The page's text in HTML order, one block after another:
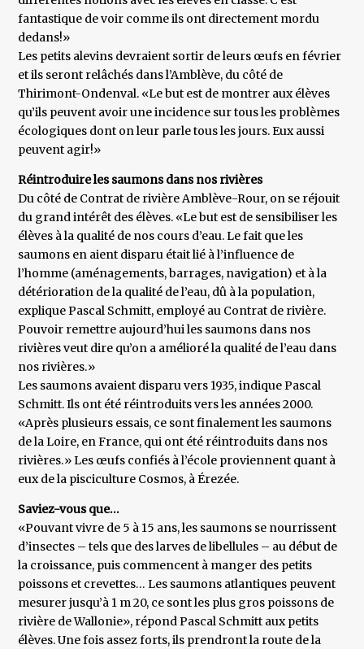
fantastique de voir comme ils ont directement mordu
dedans!»
Les petits alevins devraient sortir de leurs œufs en février
et ils seront relâchés dans l’Amblève, du côté de
Thirimont-Ondenval. «Le but est de montrer aux élèves
qu’ils peuvent avoir une incidence sur tous les problèmes
écologiques dont on leur parle tous les jours. Eux aussi
peuvent agir!»
Réintroduire les saumons dans nos rivières
Du côté de Contrat de rivière Amblève-Rour, on se réjouit
du grand intérêt des élèves. «Le but est de sensibiliser les
élèves à la qualité de nos cours d’eau. Le fait que les
saumons en aient disparu était lié à l’influence de
l’homme (aménagements, barrages, navigation) et à la
détérioration de la qualité de l’eau, dû à la population,
explique Pascal Schmitt, employé au Contrat de rivière.
Pouvoir remettre aujourd’hui les saumons dans nos
rivières veut dire qu’on a amélioré la qualité de l’eau dans
nos rivières.»
Les saumons avaient disparu vers 1935, indique Pascal
Schmitt. Ils ont été réintroduits vers les années 2000.
«Après plusieurs essais, ce sont finalement les saumons
de la Loire, en France, qui ont été réintroduits dans nos
rivières.» Les œufs confiés à l’école proviennent quant à
eux de la pisciculture Cosmos, à Érezée.
Saviez-vous que…
«Pouvant vivre de 5 à 15 ans, les saumons se nourrissent
d’insectes – tels que des larves de libellules – au début de
la croissance, puis commencent à manger des petits
poissons et crevettes… Les saumons atlantiques peuvent
mesurer jusqu’à 1 m 20, ce sont les plus gros poissons de
rivière de Wallonie», répond Pascal Schmitt aux petits
élèves. Une fois assez forts, ils prendront la route de la